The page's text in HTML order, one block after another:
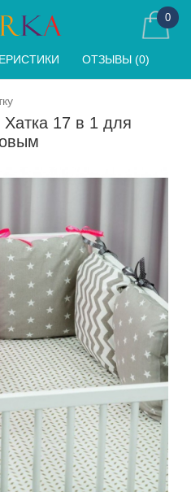
0
Хатка 17 в 1 для
ОТЗЫВЫ (0)